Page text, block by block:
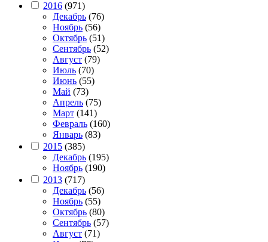
2016 (971)
Декабрь (76)
Ноябрь (56)
Октябрь (51)
Сентябрь (52)
Август (79)
Июль (70)
Июнь (55)
Май (73)
Апрель (75)
Март (141)
Февраль (160)
Январь (83)
2015 (385)
Декабрь (195)
Ноябрь (190)
2013 (717)
Декабрь (56)
Ноябрь (55)
Октябрь (80)
Сентябрь (57)
Август (71)